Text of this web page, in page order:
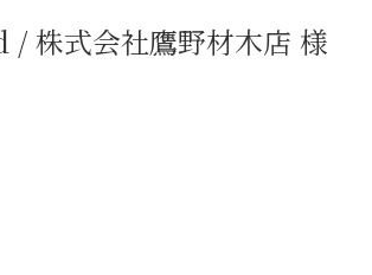
/ 株式会社鷹野材木店 様